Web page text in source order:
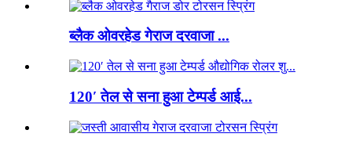
ब्लैक ओवरहेड गेराज दरवाजा ...
120′ तेल से सना हुआ टेम्पर्ड आई...